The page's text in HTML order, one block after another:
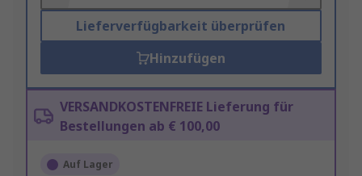
Lieferverfügbarkeit überprüfen
Hinzufügen
VERSANDKOSTENFREIE Lieferung für
Bestellungen ab € 100,00
Auf Lager